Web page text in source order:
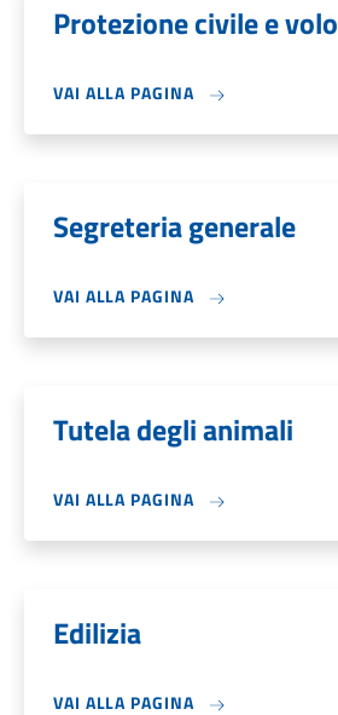
Protezione civile e
VAI ALLA PAGINA
Segreteria generale
VAI ALLA PAGINA
Tutela degli animali
VAI ALLA PAGINA
Edilizia
VAI ALLA PAGINA